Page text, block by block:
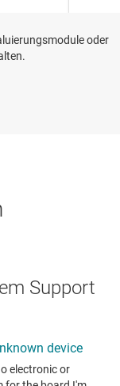
oder
Support